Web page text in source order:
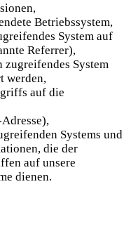
Betriebssystem,
System auf
Referrer),
System
werden,
auf die
Systems und
die der
auf unsere
dienen.